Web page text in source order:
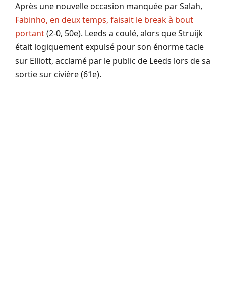
Après une nouvelle occasion manquée par Salah,
Fabinho, en deux temps, faisait le break à bout
portant(2-0, 50e). Leeds a coulé, alors que Struijk
était logiquement expulsé pour son énorme tacle
sur Elliott, acclamé par le public de Leeds lors de sa
sortie sur civière (61e).